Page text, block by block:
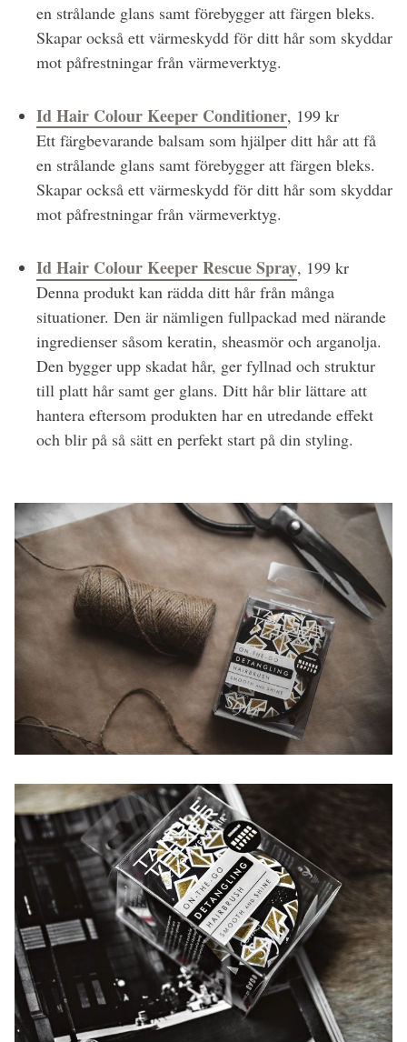
en strålande glans samt förebygger att färgen bleks.
Skapar också ett värmeskydd för ditt hår som skyddar
mot påfrestningar från värmeverktyg.
Id Hair Colour Keeper Conditioner, 199 kr
Ett färgbevarande balsam som hjälper ditt hår att få
en strålande glans samt förebygger att färgen bleks.
Skapar också ett värmeskydd för ditt hår som skyddar
mot påfrestningar från värmeverktyg.
Id Hair Colour Keeper Rescue Spray, 199 kr
Denna produkt kan rädda ditt hår från många
situationer. Den är nämligen fullpackad med närande
ingredienser såsom keratin, sheasmör och arganolja.
Den bygger upp skadat hår, ger fyllnad och struktur
till platt hår samt ger glans. Ditt hår blir lättare att
hantera eftersom produkten har en utredande effekt
och blir på så sätt en perfekt start på din styling.